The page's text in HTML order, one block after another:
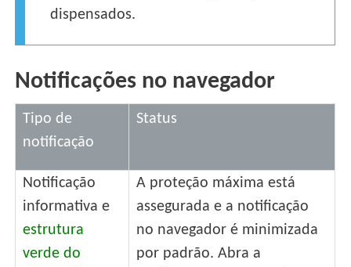
dispensados.
Notificações no navegador
Tipo de
notificação
Status
Notificação
informativa e
estrutura
verde do
A proteção máxima está
assegurada e a notificação
no navegador é minimizada
por padrão. Abra a